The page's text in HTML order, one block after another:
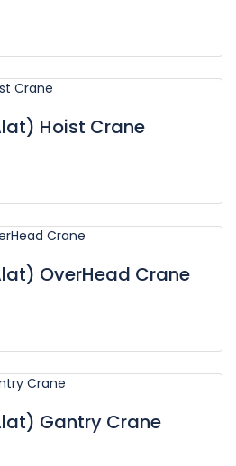
Hoist Crane
OverHead Crane
Gantry Crane